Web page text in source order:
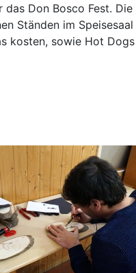
Don Bosco Fest.
Ständen im
kosten, sowie Hot